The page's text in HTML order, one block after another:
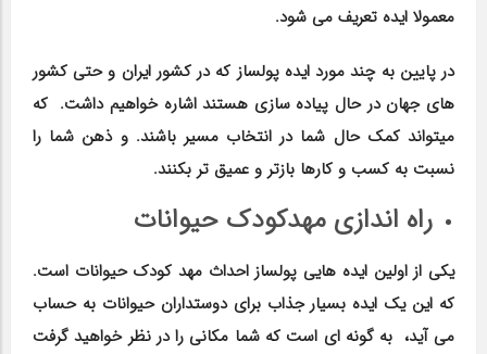
معمولا ایده تعریف می شود.
در پایین به چند مورد ایده پولساز که در کشور ایران و حتی کشور
های جهان در حال پیاده سازی هستند اشاره خواهیم داشت. که
میتواند کمک حال شما در انتخاب مسیر باشند. و ذهن شما را
نسبت به کسب و کارها بازتر و عمیق تر بکنند.
راه اندازی مهدکودک حیوانات
یکی از اولین ایده هایی پولساز احداث مهد کودک حیوانات است.
که این یک ایده بسیار جذاب برای دوستداران حیوانات به حساب
می آید، به گونه ای است که شما مکانی را در نظر خواهید گرفت